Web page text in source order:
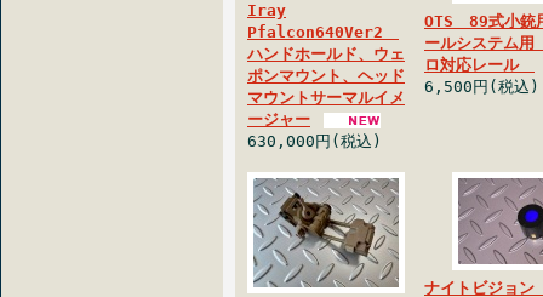
Iray
Pfalcon640Ver2
ハンドホールド、ウェ
ポンマウント、ヘッド
マウントサーマルイメ
ージャー
630,000円(税込)
OTS 89式小銃
ールシステム
ロ対応レール
6,500円(税込)
ナイトビジョ